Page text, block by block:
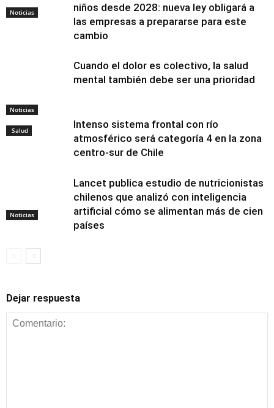
Noticias
Noticias
niños desde 2028: nueva ley obligará a
las empresas a prepararse para este
cambio
Salud
Cuando el dolor es colectivo, la salud
mental también debe ser una prioridad
Noticias
Intenso sistema frontal con río
atmosférico será categoría 4 en la zona
centro-sur de Chile
Alimentación y
nutrición
Lancet publica estudio de nutricionistas
chilenos que analizó con inteligencia
artificial cómo se alimentan más de cien
países
Dejar respuesta